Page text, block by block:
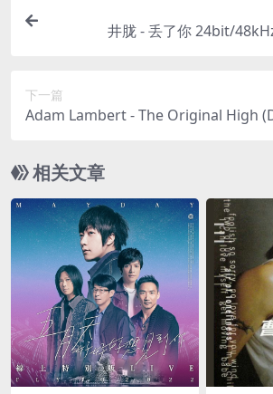
井胧 - 丢了你 24bit/
下一篇
Adam Lambert - The Original High
相关文章